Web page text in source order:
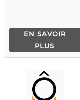
EN SAVOIR
PLUS